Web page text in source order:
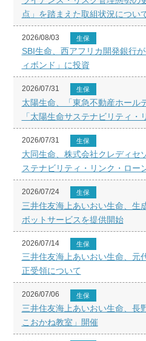
点」を踏まえた取組状況につい
2026/08/03 生保
SBI生命、西アフリカ開発銀行
ィボンド」に投資
2026/07/31 生保
太陽生命、「東急不動産ホール
「太陽生命サステナビリティ
2026/07/31 生保
大同生命、株式会社クレディセ
ステナビリティ・リンク・ロー
2026/07/24 生保
三井住友海上あいおい生命、生
ボットサービスを提供開始
2026/07/14 生保
三井住友海上あいおい生命、元
正受領について
2026/07/06 生保
三井住友海上あいおい生命、長
こおかね教室」開催